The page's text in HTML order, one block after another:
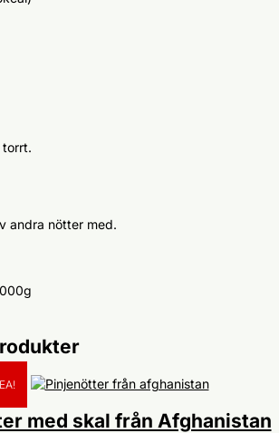
torrt.
andra nötter med.
med skal från Afghanistan